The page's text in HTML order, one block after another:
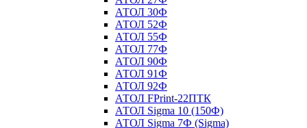
АТОЛ 30Ф
АТОЛ 52Ф
АТОЛ 55Ф
АТОЛ 77Ф
АТОЛ 90Ф
АТОЛ 91Ф
АТОЛ 92Ф
АТОЛ FPrint-22ПТК
АТОЛ Sigma 10 (150Ф)
АТОЛ Sigma 7Ф (Sigma)